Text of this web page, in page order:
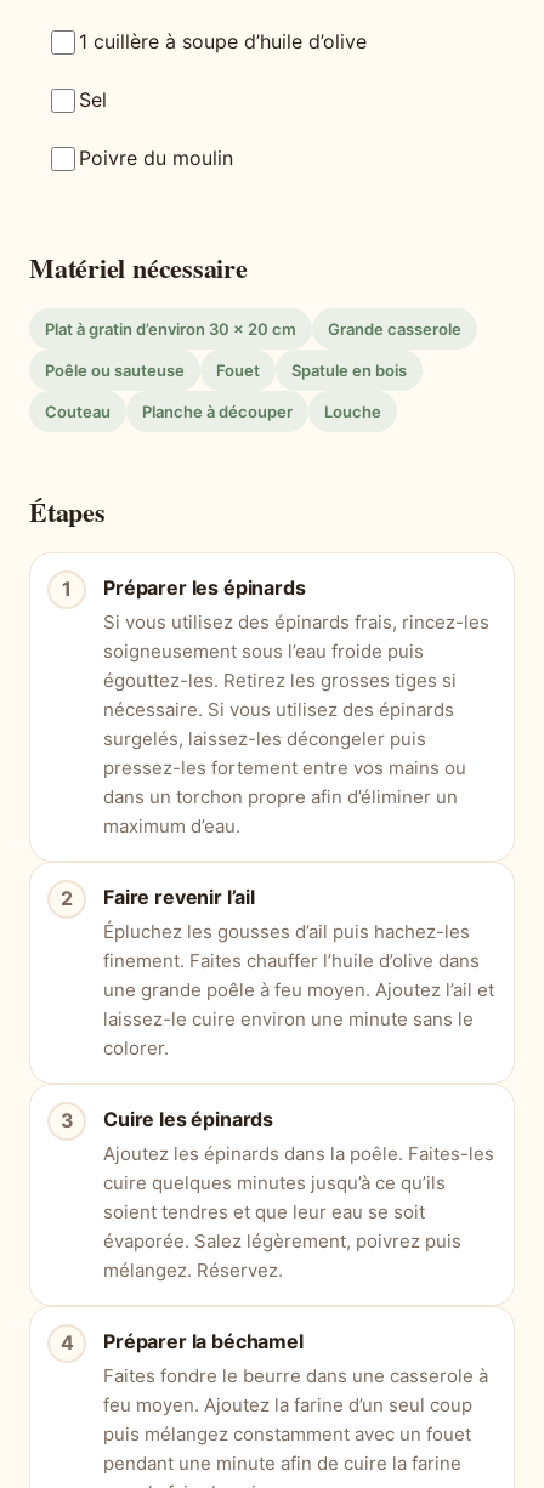
1 cuillère à soupe d’huile d’olive
Sel
Poivre du moulin
Matériel nécessaire
Plat à gratin d’environ 30 × 20 cm Grande casserole
Poêle ou sauteuse Fouet Spatule en bois
Couteau Planche à découper Louche
Étapes
Préparer les épinards
Si vous utilisez des épinards frais, rincez-les
soigneusement sous l’eau froide puis
égouttez-les. Retirez les grosses tiges si
nécessaire. Si vous utilisez des épinards
surgelés, laissez-les décongeler puis
pressez-les fortement entre vos mains ou
dans un torchon propre afin d’éliminer un
maximum d’eau.
Faire revenir l’ail
Épluchez les gousses d’ail puis hachez-les
finement. Faites chauffer l’huile d’olive dans
une grande poêle à feu moyen. Ajoutez l’ail et
laissez-le cuire environ une minute sans le
colorer.
Cuire les épinards
Ajoutez les épinards dans la poêle. Faites-les
cuire quelques minutes jusqu’à ce qu’ils
soient tendres et que leur eau se soit
évaporée. Salez légèrement, poivrez puis
mélangez. Réservez.
Préparer la béchamel
Faites fondre le beurre dans une casserole à
feu moyen. Ajoutez la farine d’un seul coup
puis mélangez constamment avec un fouet
pendant une minute afin de cuire la farine